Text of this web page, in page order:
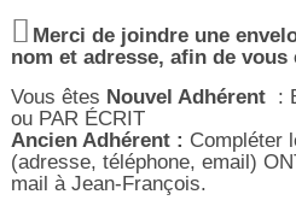
Merci de joindre une
nom et adresse, afin de
Vous êtes Nouvel Adhérent :
ou PAR ÉCRIT
Ancien Adhérent : Compléter
(adresse, téléphone, email)
mail à Jean-François.